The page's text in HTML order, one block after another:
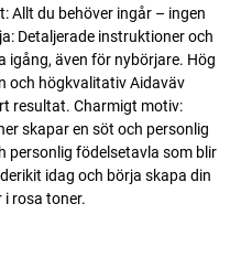
Allt du behöver ingår – ingen
Detaljerade instruktioner och
igång, även för nybörjare. Hög
och högkvalitativ Aidaväv
resultat. Charmigt motiv:
skapar en söt och personlig
personlig födelsetavla som blir
idag och börja skapa din
i rosa toner.